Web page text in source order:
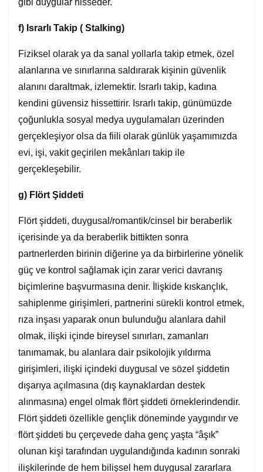
f) Israrlı Takip ( Stalking)
Fiziksel olarak ya da sanal yollarla takip etmek, özel
alanlarına ve sınırlarına saldırarak kişinin güvenlik
alanını daraltmak, izlemektir. Israrlı takip, kadına
kendini güvensiz hissettirir. Israrlı takip, günümüzde
çoğunlukla sosyal medya uygulamaları üzerinden
gerçekleşiyor olsa da fiili olarak günlük yaşamımızda
evi, işi, vakit geçirilen mekânları takip ile
gerçekleşebilir.
g) Flört Şiddeti
Flört şiddeti, duygusal/romantik/cinsel bir beraberlik
içerisinde ya da beraberlik bittikten sonra
partnerlerden birinin diğerine ya da birbirlerine yönelik
güç ve kontrol sağlamak için zarar verici davranış
biçimlerine başvurmasına denir. İlişkide kıskançlık,
sahiplenme girişimleri, partnerini sürekli kontrol etmek,
rıza inşası yaparak onun bulunduğu alanlara dahil
olmak, ilişki içinde bireysel sınırları, zamanları
tanımamak, bu alanlara dair psikolojik yıldırma
girişimleri, ilişki içindeki duygusal ve sözel şiddetin
dışarıya açılmasına (dış kaynaklardan destek
alınmasına) engel olmak flört şiddeti örneklerindendir.
Flört şiddeti özellikle gençlik döneminde yaygındır ve
flört şiddeti bu çerçevede daha genç yaşta “âşık”
olunan kişi tarafından uygulandığında kadının sonraki
ilişkilerinde de hem bilişsel hem duygusal zararlara